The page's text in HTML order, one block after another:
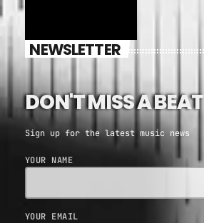
NEWSLETTER
DON'T MISS A BEAT
Sign up for the latest music news
YOUR NAME
YOUR EMAIL